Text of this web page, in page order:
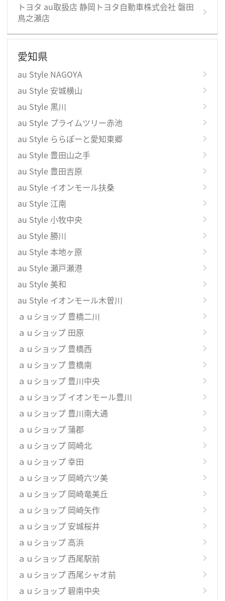
トヨタ au取扱店 静岡トヨタ自動車株式会社 磐田
鳥之瀬店
愛知県
au Style NAGOYA
au Style 安城横山
au Style 黒川
au Style プライムツリー赤池
au Style ららぽーと愛知東郷
au Style 豊田山之手
au Style 豊田吉原
au Style イオンモール扶桑
au Style 江南
au Style 小牧中央
au Style 勝川
au Style 本地ヶ原
au Style 瀬戸瀬港
au Style 美和
au Style イオンモール木曽川
ａｕショップ 豊橋二川
ａｕショップ 田原
ａｕショップ 豊橋西
ａｕショップ 豊橋南
ａｕショップ 豊川中央
ａｕショップ イオンモール豊川
ａｕショップ 豊川南大通
ａｕショップ 蒲郡
ａｕショップ 岡崎北
ａｕショップ 幸田
ａｕショップ 岡崎六ツ美
ａｕショップ 岡崎竜美丘
ａｕショップ 岡崎矢作
ａｕショップ 安城桜井
ａｕショップ 高浜
ａｕショップ 西尾駅前
ａｕショップ 西尾シャオ前
ａｕショップ 碧南中央